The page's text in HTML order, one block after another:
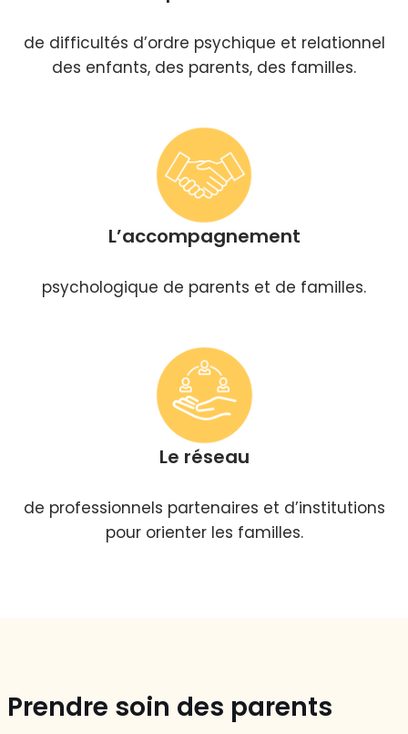
de difficultés d’ordre psychique et relationnel
des enfants, des parents, des familles.
L’accompagnement
psychologique de parents et de familles.
Le réseau
de professionnels partenaires et d’institutions
pour orienter les familles.
Prendre soin des parents